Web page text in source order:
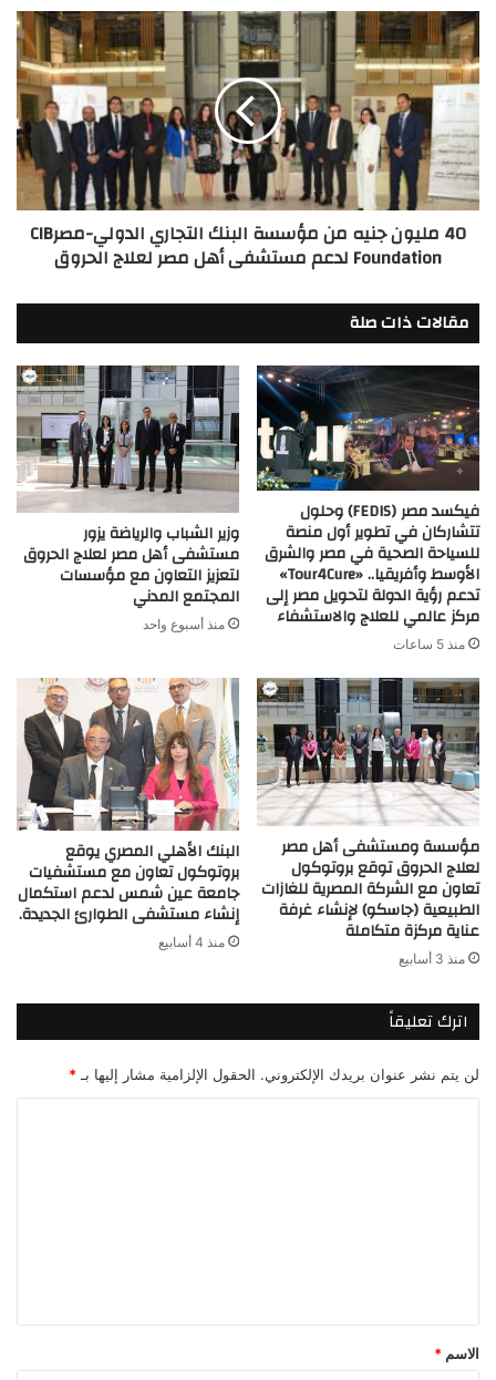
القاهرة
والاسكندرية
40
مليون
جنيه
من
مؤسسة
البنك
التجاري
الدولي-
مصرCIB
Foundation
أهل
مصر
لعلاج
الحروق
40 مليون جنيه من مؤسسة البنك التجاري الدولي-مصرCIB
Foundation لدعم مستشفى أهل مصر لعلاج الحروق
مقالات ذات صلة
فيكسد مصر (FEDIS) وحلول
تتشاركان في تطوير أول منصة
للسياحة الصحية في مصر والشرق
الأوسط وأفريقيا.. «Tour4Cure»
تدعم رؤية الدولة لتحويل مصر إلى
مركز عالمي للعلاج والاستشفاء
منذ 5 ساعات
وزير الشباب والرياضة يزور
مستشفى أهل مصر لعلاج الحروق
لتعزيز التعاون مع مؤسسات
المجتمع المدني
منذ أسبوع واحد
مؤسسة ومستشفى أهل مصر
لعلاج الحروق توقع بروتوكول
تعاون مع الشركة المصرية للغازات
الطبيعية (جاسكو) لإنشاء غرفة
عناية مركزة متكاملة
منذ 3 أسابيع
البنك الأهلي المصري يوقع
بروتوكول تعاون مع مستشفيات
جامعة عين شمس لدعم استكمال
إنشاء مستشفى الطوارئ الجديدة.
منذ 4 أسابيع
اترك تعليقاً
لن يتم نشر عنوان بريدك الإلكتروني. الحقول الإلزامية مشار إليها بـ *
*
الاسم *